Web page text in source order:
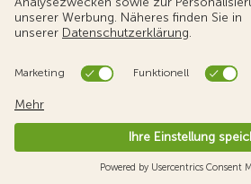
© Touring Club
Benutzungsbedingungen -
Cookie-